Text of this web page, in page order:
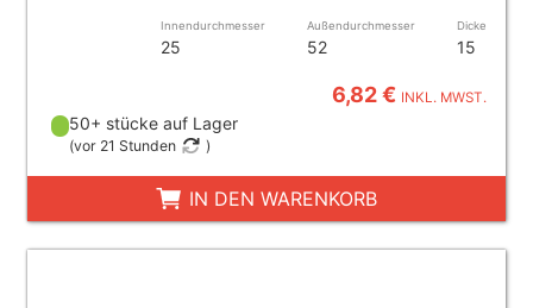
Innendurchmesser
25
Außendurchmesser
52
Dicke
15
6,82 € INKL. MWST.
50+ stücke auf Lager
(vor 21 Stunden )
IN DEN WARENKORB